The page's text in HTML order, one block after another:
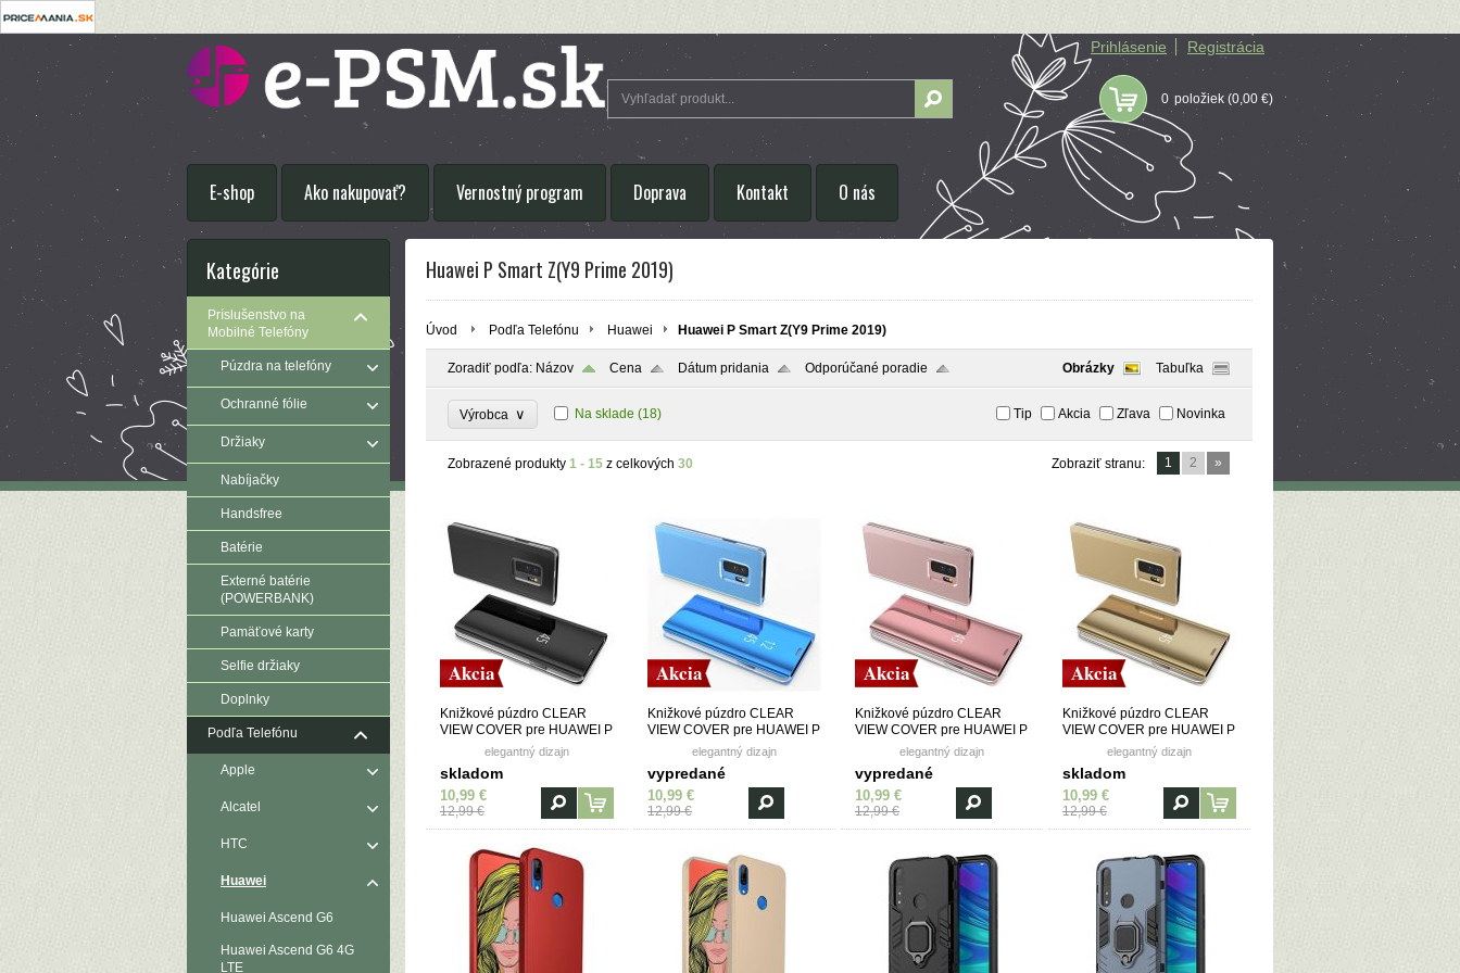
Prihlásenie Registrácia
0 položiek (0,00 €)
E-shop Ako nakupovať? Vernostný program Doprava Kontakt O nás
Kategórie
Príslušenstvo na
Mobilné Telefóny
Púzdra na telefóny
Ochranné fólie
Držiaky
Nabíjačky
Handsfree
Batérie
Externé batérie
(POWERBANK)
Pamäťové karty
Selfie držiaky
Doplnky
Podľa Telefónu
Apple
Alcatel
HTC
Huawei
Huawei Ascend G6
Huawei Ascend G6 4G
LTE
Huawei P Smart Z(Y9 Prime 2019)
Úvod Podľa Telefónu Huawei Huawei P Smart Z(Y9 Prime 2019)
Zoradiť podľa: Názov Cena Dátum pridania Odporúčané poradie Obrázky Tabuľka
Výrobca ∨ Na sklade (18) Tip Akcia Zľava Novinka
Zobrazené produkty 1 - 15 z celkových 30 Zobraziť stranu: 1 2 »
Akcia
Knižkové púzdro CLEAR
VIEW COVER pre HUAWEI P
SMART Z/(Y9 PRIME 2019) -
elegantný dizajn
skladom
10,99 €
12,99 €
Akcia
Knižkové púzdro CLEAR
VIEW COVER pre HUAWEI P
SMART Z/(Y9 PRIME 2019) -
elegantný dizajn
vypredané
10,99 €
12,99 €
Akcia
Knižkové púzdro CLEAR
VIEW COVER pre HUAWEI P
SMART Z/(Y9 PRIME 2019) -
elegantný dizajn
vypredané
10,99 €
12,99 €
Akcia
Knižkové púzdro CLEAR
VIEW COVER pre HUAWEI P
SMART Z/(Y9 PRIME 2019) -
elegantný dizajn
skladom
10,99 €
12,99 €